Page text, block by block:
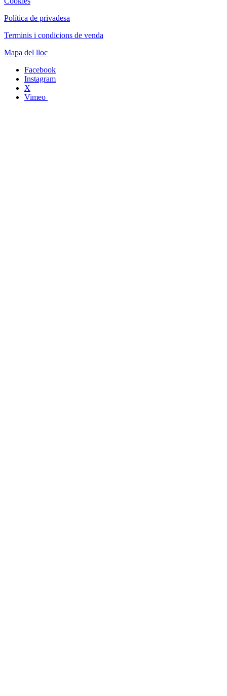
Política de privadesa
Terminis i condicions de venda
Mapa del lloc
Facebook
Instagram
X
Vimeo